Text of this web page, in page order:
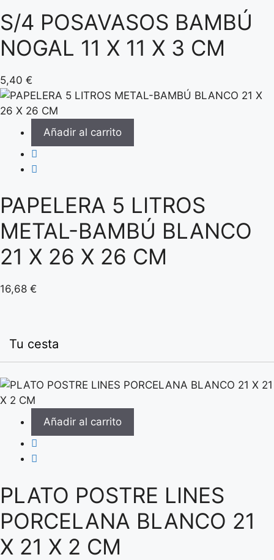
S/4 POSAVASOS BAMBÚ
NOGAL 11 X 11 X 3 CM
5,40 €
Añadir al carrito
PAPELERA 5 LITROS
METAL-BAMBÚ BLANCO
21 X 26 X 26 CM
16,68 €
Tu cesta
Añadir al carrito
PLATO POSTRE LINES
PORCELANA BLANCO 21
X 21 X 2 CM